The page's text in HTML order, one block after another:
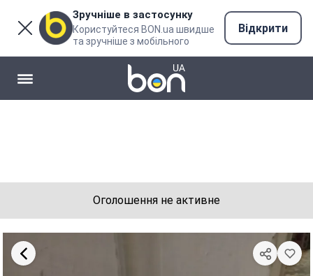
Зручніше в застосунку
Користуйтеся BON.ua швидше
та зручніше з мобільного
Відкрити
Оголошення не активне